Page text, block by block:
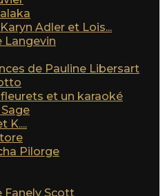
Adler et Lois...
Langevin
de Pauline Libersart
et un karaoké
K....
Pilorge
Fanely Scott